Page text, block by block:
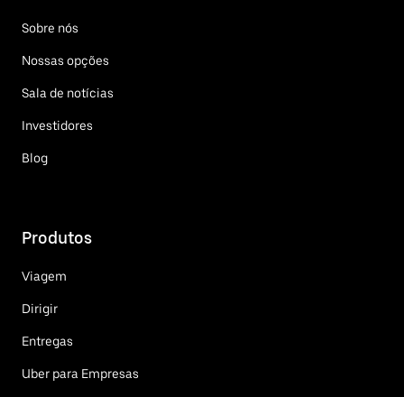
Sobre nós
Nossas opções
Sala de notícias
Investidores
Blog
Produtos
Viagem
Dirigir
Entregas
Uber para Empresas